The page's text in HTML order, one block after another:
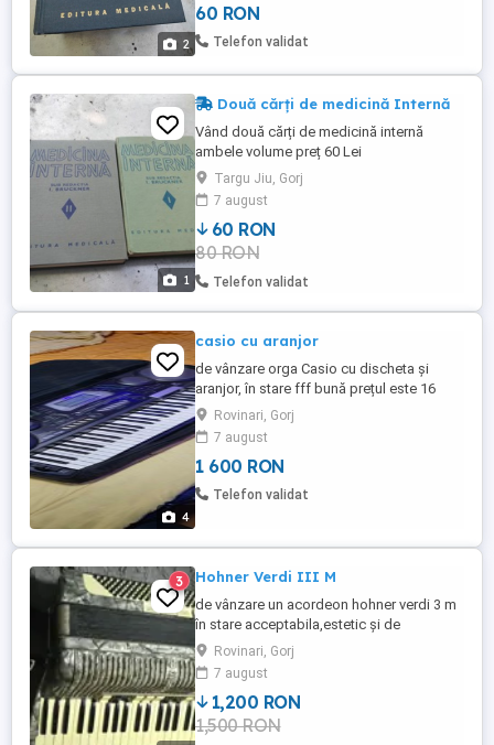
2
60 RON
Telefon validat
1
Două cărți de medicină Internă
Vând două cărți de medicină internă
ambele volume preț 60 Lei
Targu Jiu, Gorj
7 august
60 RON
80 RON
Telefon validat
4
casio cu aranjor
de vânzare orga Casio cu discheta și
aranjor, în stare fff bună prețul este 16
milioane
Rovinari, Gorj
7 august
1 600 RON
Telefon validat
3 Hohner Verdi III M
de vânzare un acordeon hohner verdi 3 m
în stare acceptabila,estetic și de
funcționare, preț 12 milioane
Rovinari, Gorj
7 august
1,200 RON
1,500 RON